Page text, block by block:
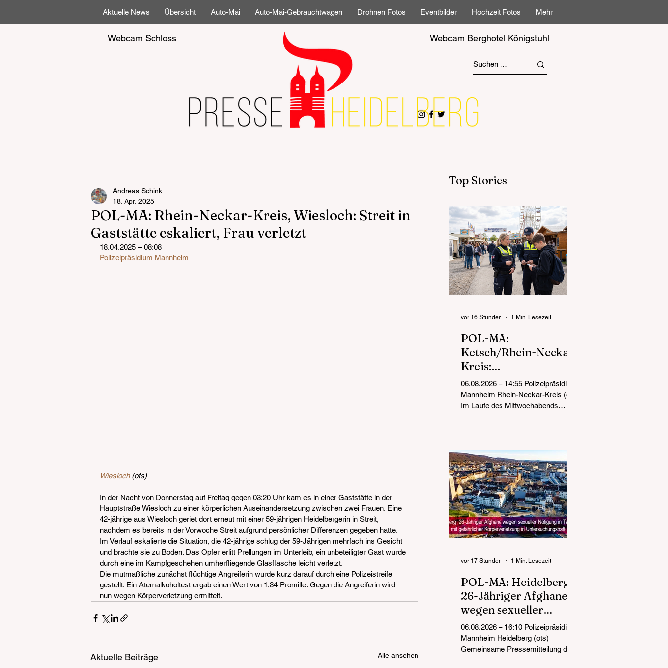
Aktuelle News Übersicht Auto-Mai Auto-Mai-Gebrauchtwagen Drohnen Fotos Eventbilder Hochzeit Fotos Mehr
Webcam Schloss Webcam Berghotel Königstuhl
POL-MA: Rhein-Neckar-Kreis, Wiesloch: Streit in
Gaststätte eskaliert, Frau verletzt
Andreas Schink
18. Apr. 2025
18.04.2025 – 08:08
Polizeipräsidium Mannheim
Wiesloch (ots)
In der Nacht von Donnerstag auf Freitag gegen 03:20 Uhr kam es in einer Gaststätte in der
Hauptstraße Wiesloch zu einer körperlichen Auseinandersetzung zwischen zwei Frauen. Eine
42-jährige aus Wiesloch geriet dort erneut mit einer 59-jährigen Heidelbergerin in Streit,
nachdem es bereits in der Vorwoche Streit aufgrund persönlicher Differenzen gegeben hatte.
Im Verlauf eskalierte die Situation, die 42-jährige schlug der 59-Jährigen mehrfach ins Gesicht
und brachte sie zu Boden. Das Opfer erlitt Prellungen im Unterleib, ein unbeteiligter Gast wurde
durch eine im Kampfgeschehen umherfliegende Glasflasche leicht verletzt.
Die mutmaßliche zunächst flüchtige Angreiferin wurde kurz darauf durch eine Polizeistreife
gestellt. Ein Atemalkoholtest ergab einen Wert von 1,34 Promille. Gegen die Angreiferin wird
nun wegen Körperverletzung ermittelt.
Aktuelle Beiträge Alle ansehen
Top Stories
POL-MA:
Ketsch/Rhein-Neckar-
Kreis:
Jugendschutzkontrolle
n auf dem
Backfischfest
06.08.2026 – 14:55 Polizeipräsidium
Mannheim Rhein-Neckar-Kreis (ots)
Im Laufe des Mittwochabends
Backfischfests in der Straße Im
Bruch für den Jugendschutz im
Einsatz. Ziel der Maßnahme war es,
Kinder und Jugendliche vor dem
gesundheitsgefährdenden Konsum
von Alkohol, Zigaretten oder
Betäubungsmitteln zu schützen. Bei
den Kontrollen, die auf viel
Verständnis von Seiten der
vor 16 Stunden 1 Min. Lesezeit
POL-MA: Heidelberg
26-Jähriger Afghane
wegen sexueller
Nötigung in Tateinheit
mit gefährlicher
Körperverletzung in
06.08.2026 – 16:10 Polizeipräsidium
Mannheim Heidelberg (ots)
Gemeinsame Pressemitteilung der
vor 17 Stunden 1 Min. Lesezeit